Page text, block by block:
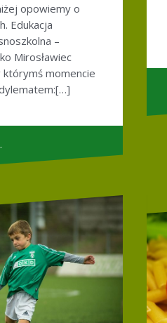
opowiemy o
Edukacja
–
Mirosławiec
którymś momencie